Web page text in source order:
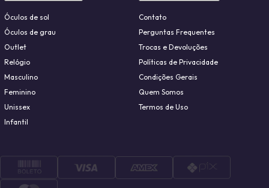
Óculos de sol
Óculos de grau
Outlet
Relógio
Masculino
Feminino
Unissex
Infantil
Contato
Perguntas Frequentes
Trocas e Devoluções
Políticas de Privacidade
Condições Gerais
Quem Somos
Termos de Uso